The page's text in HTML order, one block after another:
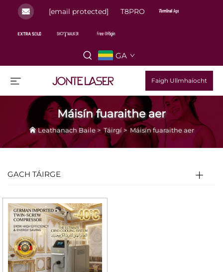
[email protected] T8PRO
GA
Faigh Ullmhaíocht
Máisín fuaraithe aer
Leathanach Baile>Táirgí >Máisín fuaraithe aer
GACH TÁIRGE